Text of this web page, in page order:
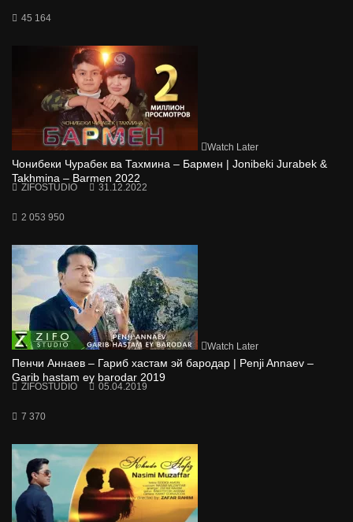
45 164
Watch Later
Чонибеки Чурабек ва Тахмина – Бармен | Jonibeki Jurabek &
Takhmina – Barmen 2022
ZIFOSTUDIO 31.12.2022
2 053 950
Watch Later
Пенчи Аннаев – Гариб хастам эй бародар | Penji Annaev –
Garib hastam ey barodar 2019
ZIFOSTUDIO 05.04.2019
7 370